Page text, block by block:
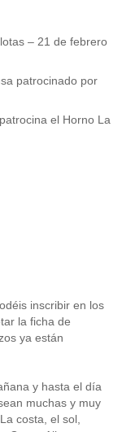
– 21 de febrero
patrocinado por
el Horno La
inscribir en los
la ficha de
ya están
y hasta el día
muchas y muy
costa, el sol,